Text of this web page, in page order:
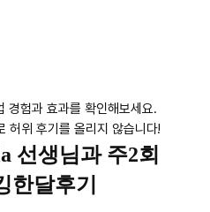
경험과 효과를 확인해보세요.
허위 후기를 올리지 않습니다!
선생님과 주2회
한달후기